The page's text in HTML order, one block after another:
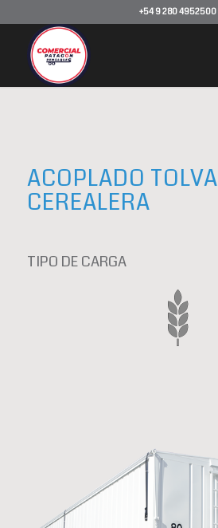
+54 9 280 4952500
ACOPLADO TOLVA
CEREALERA
TIPO DE CARGA
Cereal